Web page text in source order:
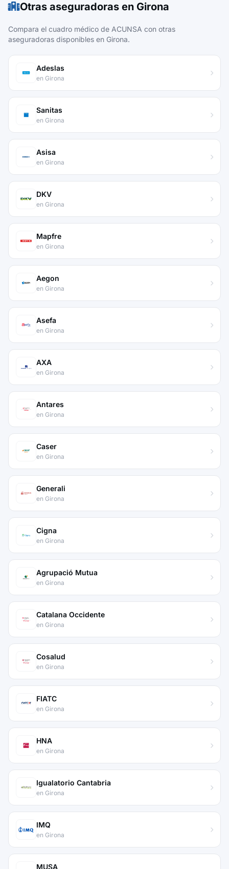
Otras aseguradoras en Girona
Compara el cuadro médico de ACUNSA con otras
aseguradoras disponibles en Girona.
Adeslas
en Girona
Sanitas
en Girona
Asisa
en Girona
DKV
en Girona
Mapfre
en Girona
Aegon
en Girona
Asefa
en Girona
AXA
en Girona
Antares
en Girona
Caser
en Girona
Generali
en Girona
Cigna
en Girona
Agrupació Mutua
en Girona
Catalana Occidente
en Girona
Cosalud
en Girona
FIATC
en Girona
HNA
en Girona
Igualatorio Cantabria
en Girona
IMQ
en Girona
MUSA